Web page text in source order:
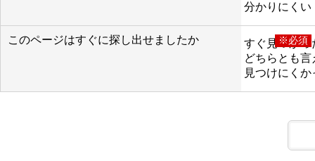
分かりにくい
このページはすぐに探し出せましたか ※必須
すぐ見つかっ
どちらとも言
見つけにくか